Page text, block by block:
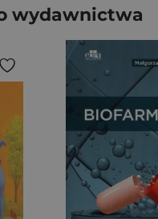
wydawnictwa